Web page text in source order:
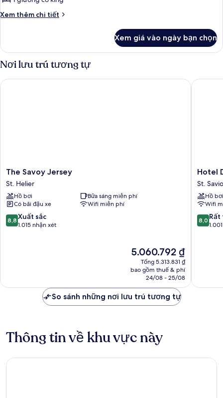
có
tầm
toàn
cảnh
Xem thêm chi tiết
Chi
Phòng
có
nhìn
Xem giá vào ngày bạn chọn
Nơi lưu trú tương tự
The
Savoy
Jersey
St.
Helier
The Savoy Jersey
St. Helier
Hồ bơi
Bữa sáng miễn phí
Có bãi đậu xe
Wifi miễn phí
8.8
trên
8,8 Xuất sắc
1.015 nhận xét
Giá
hiện
tại
5.060.792 ₫
5.060.792 ₫
Tổng 5.313.831 ₫
bao gồm thuế & phí
24/08 - 25/08
The Savoy Jersey
Hotel
De
St.
Saviour
Hotel
St.
Hồ bơi
Wifi
8.0
trên
8,0 Rất
Hotel
So sánh những nơi lưu trú tương tự
Thông tin về khu vực này